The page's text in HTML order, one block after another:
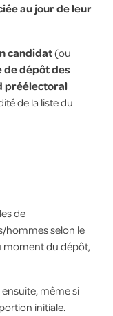
au jour de leur
candidat(ou
de dépôt des
préélectoral
de la liste du
de
selon le
du dépôt,
même si
initiale.